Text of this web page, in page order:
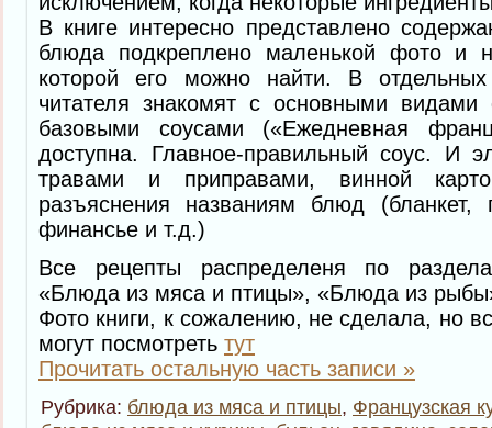
В книге интересно представлено
блюда подкреплено маленькой фото и
которой его можно найти. В
читателя знакомят с основными видами
базовыми соусами («Ежедневная
доступна. Главное-правильный соус. И
травами и приправами, винной
разъяснения названиям блюд (бланкет,
финансье и т.д.)
Все рецепты распределеня по
«Блюда из мяса и птицы», «Блюда из
Фото книги, к сожалению, не сделала, но
могут посмотреть тут
Прочитать остальную часть записи »
Рубрика: блюда из мяса и птицы, Французская